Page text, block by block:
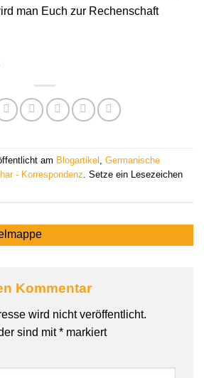
man Euch zur Rechenschaft
am Blogartikel
Germanische
- Korrespondenz . Setze ein Lesezeichen
Kommentar
wird nicht veröffentlicht.
sind mit* markiert